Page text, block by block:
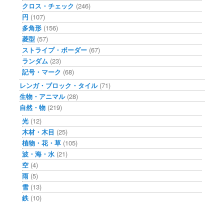
クロス・チェック (246)
円 (107)
多角形 (156)
菱型 (57)
ストライプ・ボーダー (67)
ランダム (23)
記号・マーク (68)
レンガ・ブロック・タイル(71)
生物・アニマル(28)
自然・物 (219)
光 (12)
木材・木目 (25)
植物・花・草 (105)
波・海・水 (21)
空 (4)
雨 (5)
雪 (13)
鉄 (10)